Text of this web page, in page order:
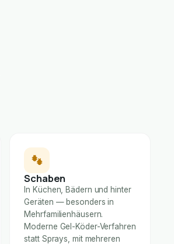
Schaben
In Küchen, Bädern und hinter
Geräten — besonders in
Mehrfamilienhäusern.
Moderne Gel-Köder-Verfahren
statt Sprays, mit mehreren